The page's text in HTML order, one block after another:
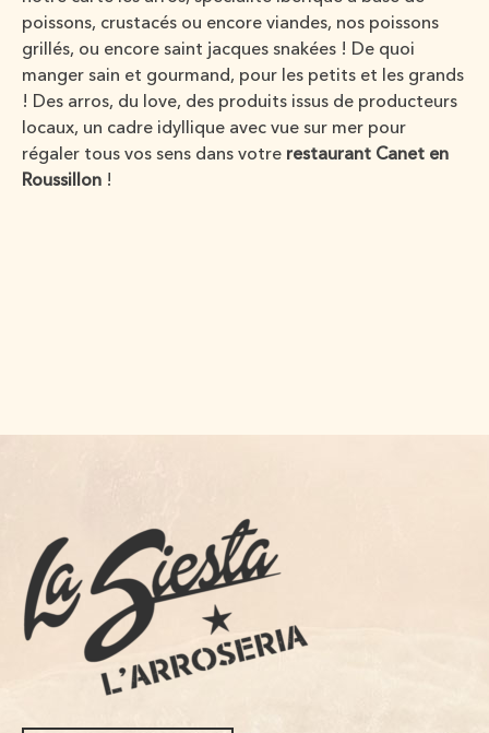
poissons, crustacés ou encore viandes, nos poissons
grillés, ou encore saint jacques snakées ! De quoi
manger sain et gourmand, pour les petits et les grands
! Des arros, du love, des produits issus de producteurs
locaux, un cadre idyllique avec vue sur mer pour
régaler tous vos sens dans votre restaurant Canet en
Roussillon !